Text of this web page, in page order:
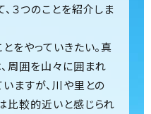
３つのことを紹介しま
をやっていきたい。真
周囲を山々に囲まれ
ますが、川や里との
比較的近いと感じられ